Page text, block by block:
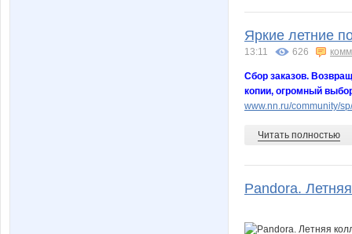
Яркие летние
13:11 626
Сбор заказов.
копии, огромный
www.nn.ru/community/
Читать полностью
Pandora.